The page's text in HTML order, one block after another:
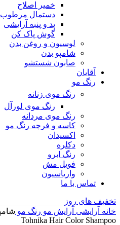
خمیر اصلاح
دستمال مرطوب
پد و پنبه آرایشی
گوش پاک کن
لوسیون و روغن بدن
شامپو بدن
صابون شستشو
آقایان
رنگ مو
رنگ موی زنانه
رنگ موی لورآل
رنگ موی مردانه
کاسه و فرچه رنگ مو
اکسیدان
دکلره
رنگ ابرو
فویل مش
واریاسیون
تماس با ما
تخفیف های روز
خانه آرایشی آرایش مو رنگ مو
Tohnika Hair Color Shampoo